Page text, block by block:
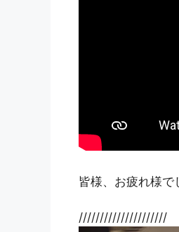
皆様、お疲れ様で
/////////////////////